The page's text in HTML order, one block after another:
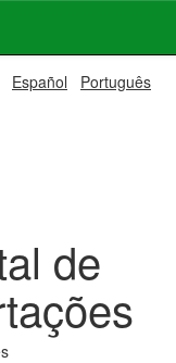
Español Português
de